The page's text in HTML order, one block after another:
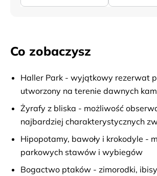
Co zobaczysz
Haller Park - wyjątkowy rezerwat
utworzony na terenie dawnych
Żyrafy z bliska - możliwość
najbardziej charakterystycznych
Hipopotamy, bawoły i krokodyle -
parkowych stawów i wybiegów
Bogactwo ptaków - zimorodki,